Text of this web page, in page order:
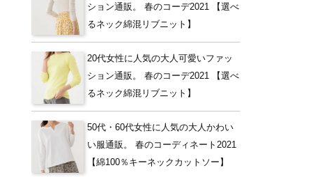
ション通販。 春のコーデ2021 【選べ
るネック綿混リブニット】
20代女性に人気の大人可愛いファッ
ション通販。 春のコーデ2021 【選べ
るネック綿混リブニット】
50代・60代女性に人気の大人かわい
い服通販。 春のコーディネート2021
【綿100％キーネックカットソー】